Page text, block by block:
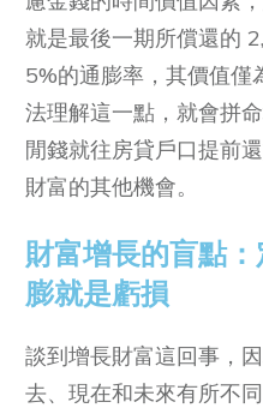
就是最後一期所償還的
5%的通膨率，其價值
法理解這一點，就會拼
閒錢就往房貸戶口提前
財富的其他機會。
財富增長的盲點
膨就是虧損
談到增長財富這回事，
去、現在和未來有所不